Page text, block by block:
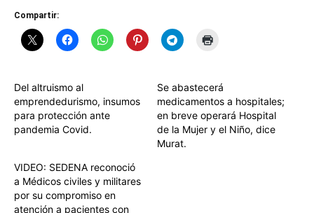
Compartir:
Del altruismo al
emprendedurismo, insumos
para protección ante
pandemia Covid.
Se abastecerá
medicamentos a hospitales;
en breve operará Hospital
de la Mujer y el Niño, dice
Murat.
VIDEO: SEDENA reconoció
a Médicos civiles y militares
por su compromiso en
atención a pacientes con